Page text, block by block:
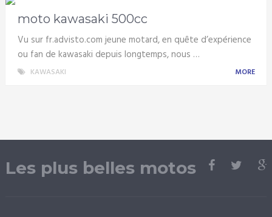
moto kawasaki 500cc
Vu sur fr.advisto.com jeune motard, en quête d’expérience
ou fan de kawasaki depuis longtemps, nous …
KAWASAKI MORE
Les plus belles motos